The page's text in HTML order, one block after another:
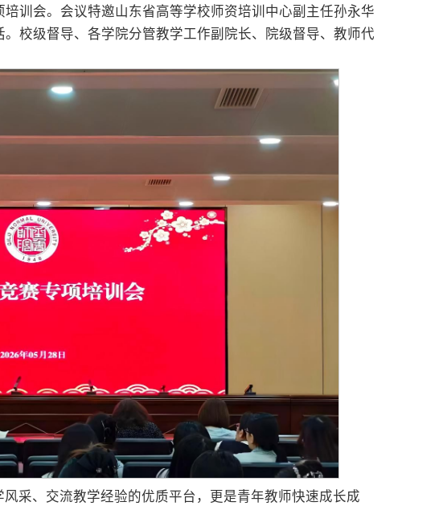
训会。会议特邀山东省高等学校师资培训中心副主任孙永华
校级督导、各学院分管教学工作副院长、院级督导、教师代
采、交流教学经验的优质平台，更是青年教师快速成长成